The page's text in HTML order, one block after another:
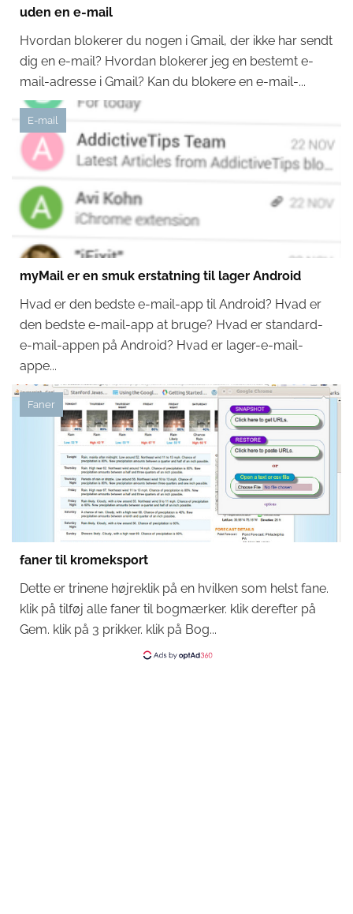
uden en e-mail
Hvordan blokerer du nogen i Gmail, der ikke har sendt
dig en e-mail? Hvordan blokerer jeg en bestemt e-
mail-adresse i Gmail? Kan du blokere en e-mail-...
E-mail
myMail er en smuk erstatning til lager Android
Hvad er den bedste e-mail-app til Android? Hvad er
den bedste e-mail-app at bruge? Hvad er standard-
e-mail-appen på Android? Hvad er lager-e-mail-
appe...
Faner
faner til kromeksport
Dette er trinene højreklik på en hvilken som helst fane.
klik på tilføj alle faner til bogmærker. klik derefter på
Gem. klik på 3 prikker. klik på Bog...